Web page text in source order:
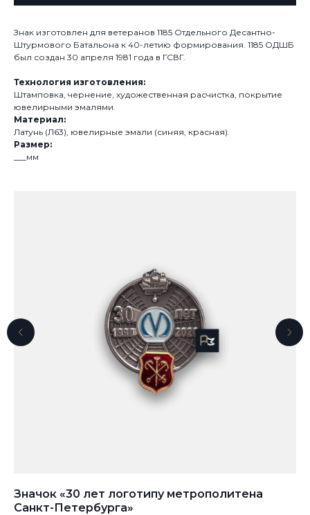
Знак изготовлен для ветеранов 1185 Отдельного Десантно-
Штурмового Батальона к 40-летию формирования. 1185 ОДШБ
был создан 30 апреля 1981 года в ГСВГ.
Технология изготовления:
Штамповка, чернение, художественная расчистка, покрытие
ювелирными эмалями.
Материал:
Латунь (Л63), ювелирные эмали (синяя, красная).
Размер:
___мм
Значок «30 лет логотипу метрополитена
Санкт-Петербурга»